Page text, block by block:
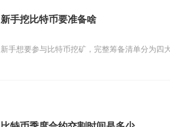
新手挖比特币要准备啥
新手想要参与比特币挖矿，完整筹备清单分为四